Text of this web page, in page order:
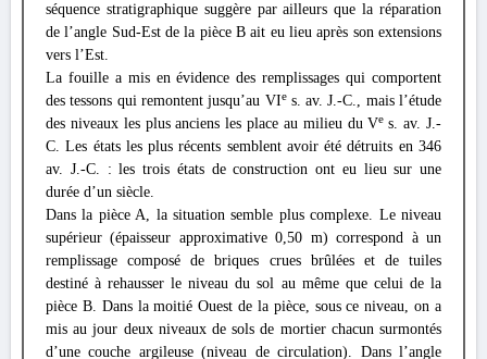
séquence stratigraphique suggère par ailleurs que la réparation
de l’angle Sud-Est de la pièce B ait eu lieu après son extensions
vers l’Est.
La fouille a mis en évidence des remplissages qui comportent
des tessons qui remontent jusqu’au VIes. av. J.-C., mais l’étude
des niveaux les plus anciens les place au milieu du Ve s. av. J.-
C. Les états les plus récents semblent avoir été détruits en 346
av. J.-C. : les trois états de construction ont eu lieu sur une
durée d’un siècle.
Dans la pièce A, la situation semble plus complexe. Le niveau
supérieur (épaisseur approximative 0,50 m) correspond à un
remplissage composé de briques crues brûlées et de tuiles
destiné à rehausser le niveau du sol au même que celui de la
pièce B. Dans la moitié Ouest de la pièce, sous ce niveau, on a
mis au jour deux niveaux de sols de mortier chacun surmontés
d’une couche argileuse (niveau de circulation). Dans l’angle